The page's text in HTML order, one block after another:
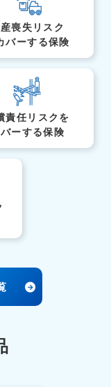
喪失リスク
バーする保険
責任リスクを
ーする保険